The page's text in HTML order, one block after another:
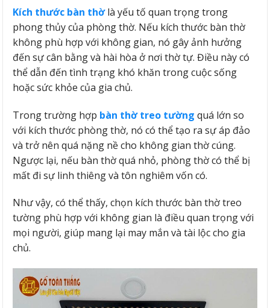
Kích thước bàn thờ là yếu tố quan trọng trong
phong thủy của phòng thờ. Nếu kích thước bàn thờ
không phù hợp với không gian, nó gây ảnh hưởng
đến sự cân bằng và hài hòa ở nơi thờ tự. Điều này có
thể dẫn đến tình trạng khó khăn trong cuộc sống
hoặc sức khỏe của gia chủ.
Trong trường hợp bàn thờ treo tường quá lớn so
với kích thước phòng thờ, nó có thể tạo ra sự áp đảo
và trở nên quá nặng nề cho không gian thờ cúng.
Ngược lại, nếu bàn thờ quá nhỏ, phòng thờ có thể bị
mất đi sự linh thiêng và tôn nghiêm vốn có.
Như vậy, có thể thấy, chọn kích thước bàn thờ treo
tường phù hợp với không gian là điều quan trọng với
mọi người, giúp mang lại may mắn và tài lộc cho gia
chủ.